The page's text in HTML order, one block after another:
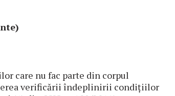
care nu fac parte din corpul
verificării îndeplinirii condițiilor